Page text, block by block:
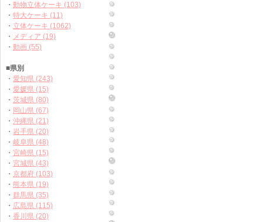
・ 動物立体ケーキ (103)
・ 特大ケーキ (11)
・ 立体ケーキ (1062)
・ メディア (19)
・ 動画 (55)
■県別
・ 愛知県 (243)
・ 愛媛県 (15)
・ 茨城県 (80)
・ 岡山県 (67)
・ 沖縄県 (21)
・ 岩手県 (20)
・ 岐阜県 (48)
・ 宮崎県 (15)
・ 宮城県 (43)
・ 京都府 (103)
・ 熊本県 (19)
・ 群馬県 (35)
・ 広島県 (115)
・ 香川県 (20)